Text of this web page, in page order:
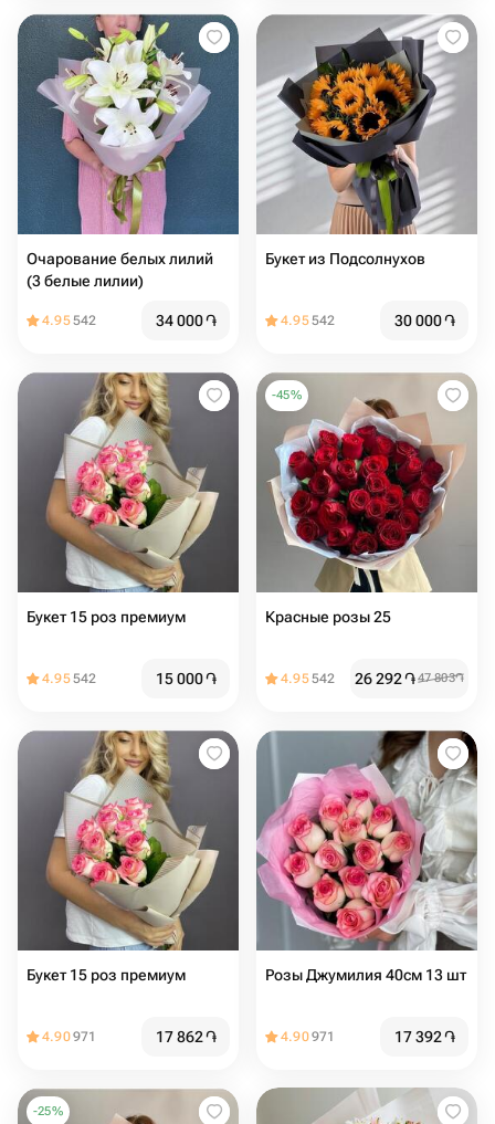
Очарование белых лилий
(3 белые лилии)
4.95542 34 000֏
Букет из Подсолнухов
4.95542 30 000֏
Букет 15 роз премиум
4.95542 15 000֏
-45%
Красные розы 25
4.95542 26 292֏47 803֏
Букет 15 роз премиум
4.90971 17 862֏
Розы Джумилия 40см 13 шт
4.90971 17 392֏
-25%